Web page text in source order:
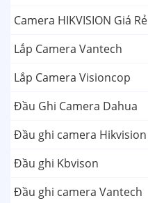
Camera HIKVISION Giá Rẻ
Lắp Camera Vantech
Lắp Camera Visioncop
Đầu Ghi Camera Dahua
Đầu ghi camera Hikvision
Đầu ghi Kbvison
Đầu ghi camera Vantech